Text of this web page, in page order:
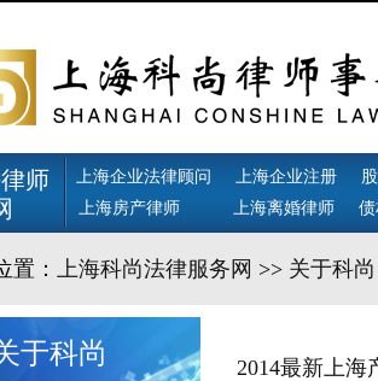
律师
上海企业法律顾问 上海企业注册
上海房产律师
上海离婚律师
置： 上海科尚法律服务网 >> 关于科尚
于科尚 2014最新上海